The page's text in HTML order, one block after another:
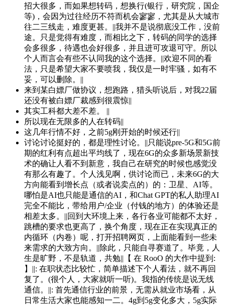
招大很多，而如果想转码，想换行(银行，研究院，国企
等)，会因为过往经历不符而机会寥寥，尤其是从大城市
往二三线走，难度更甚。||我并不是说彻底没工作，没前
途。只是觉得有难度，而相比之下，转码的同学的选择
会多很多，待遇也会好很多，并且进可攻退可守。所以
个人而言会有些不认同我的这个选择。||欢迎不同的看
法，只是希望大家不要喷我，我仅是一时牢骚，如有不
妥，可以删除。||
来到某白嫖厂做协议，想跑路，猎头听说后，对我22届
还没有被白嫖厂裁感到很震惊||
其实工科都大差不差。 ||
所以现在无限多的人在转码||
这几年行情不好，之前5g刚开始的时候还行||
讨论讨论挺好的，都是理性讨论。||只能说pre-5G和5G前
期的红利有点超出平均线了，现在6G的众多新场景新技
术的确让人看不到新意，我自己在研究的时候也感觉没
有那么有趣了。个人浅见啊，供讨论而已，未来6G的大
方向能看到增长点（或者说卖点的）的：卫星、AI等。
哪怕是AI也只能是通信的AI，和Chat GPT的私人助理AI
完全不能比，带给用户/企业（付钱的地方）的体验还是
相差太多。||回到大环境上来，各行各业可能都不太好，
跳槽的要求也更高了，换个角度，现在正在实现真正的
内循环（内卷）呢，打开招聘网页，上面能看到一些未
来需求的大致方向。||除此，只能自寻赛道了。毕竟，人
生是旷野，不是轨道，共勉||【 在 RooO 的大作中提到:
】||: 在职状态比较忙，简单描述下个人看法，就不再回
复了。(很个人，大家就听一听)。我指的传统是说无线
通信。||: 首先通信行业的前景，无需从就业市场看，从
日常生活大家也能感知一二。4g到5g变化多大，5g实际